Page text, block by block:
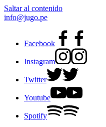
Saltar al contenido
info@jugo.pe
Facebook
Instagram
Twitter
Youtube
Spotify